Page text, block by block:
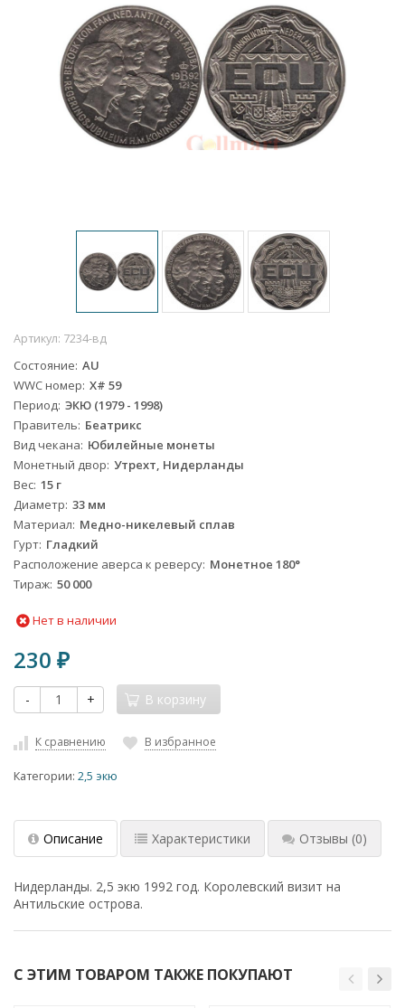
Артикул: 7234-вд
Состояние AU
WWC номер X# 59
Период ЭКЮ (1979 - 1998)
Правитель Беатрикс
Вид чекана Юбилейные монеты
Монетный двор Утрехт, Нидерланды
Вес 15 г
Диаметр 33 мм
Материал Медно-никелевый сплав
Гурт Гладкий
Расположение аверса к реверсу Монетное 180°
Тираж 50 000
Нет в наличии
230 ₽
- + В корзину
К сравнению В избранное
Категории: 2,5 экю
Описание Характеристики Отзывы (0)
Нидерланды. 2,5 экю 1992 год. Королевский визит на
Антильские острова.
С ЭТИМ ТОВАРОМ ТАКЖЕ ПОКУПАЮТ